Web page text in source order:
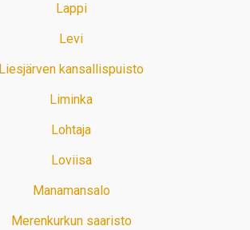
Lappi
Levi
Liesjärven kansallispuisto
Liminka
Lohtaja
Loviisa
Manamansalo
Merenkurkun saaristo